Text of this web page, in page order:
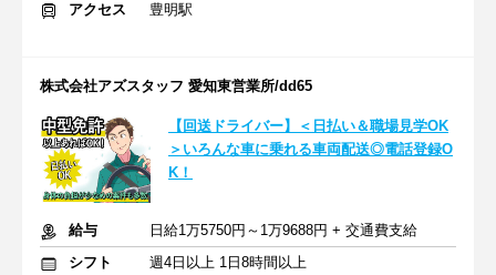
アクセス
豊明駅
株式会社アズスタッフ 愛知東営業所/dd65
【回送ドライバー】＜日払い＆職場見学OK
＞いろんな車に乗れる車両配送◎電話登録O
K！
給与
日給1万5750円～1万9688円 + 交通費支給
シフト
週4日以上 1日8時間以上